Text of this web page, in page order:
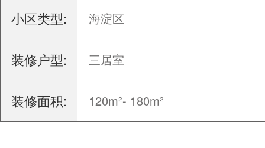
小区类型: 海淀区
装修户型: 三居室
装修面积: 120m²- 180m²